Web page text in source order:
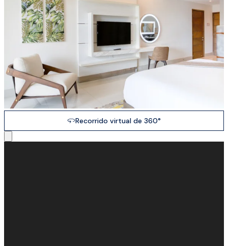
Recorrido virtual de 360°